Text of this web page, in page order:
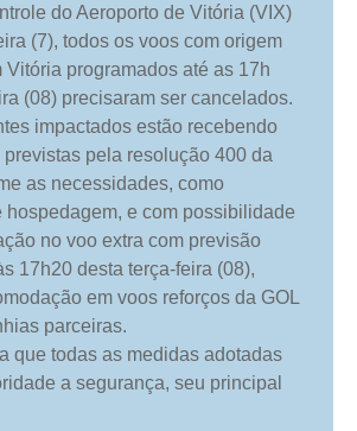
do Aeroporto de Vitória (VIX)
(7), todos os voos com origem
Vitória programados até as 17h
(08) precisaram ser cancelados.
impactados estão recebendo
pela resolução 400 da
as necessidades, como
hospedagem, e com possibilidade
no voo extra com previsão
17h20 desta terça-feira (08),
em voos reforços da GOL
parceiras.
que todas as medidas adotadas
a segurança, seu principal